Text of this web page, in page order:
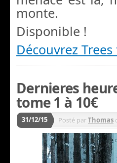
monte.
Disponible !
Découvrez Trees
Dernieres
tome 1 à 10€
31/12/15 Posté parThomas